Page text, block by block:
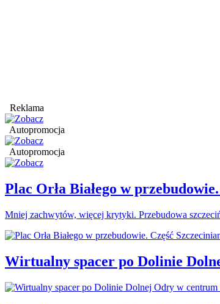
Reklama
Autopromocja
Autopromocja
Plac Orła Białego w
Mniej zachwytów, więcej krytyki. Przebudowa
Wirtualny spacer po Dolinie